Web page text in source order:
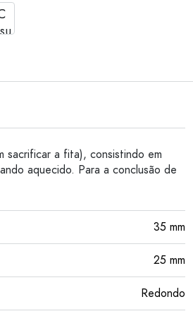
sacrificar a fita), consistindo em
aquecido. Para a conclusão de
35 mm
25 mm
Redondo